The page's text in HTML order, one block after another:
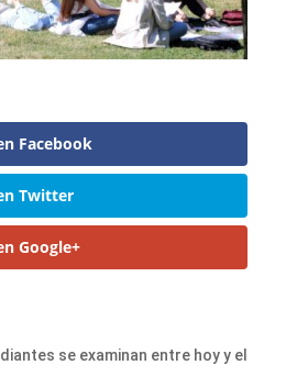
Facebook
Twitter
Google+
se examinan entre hoy y el